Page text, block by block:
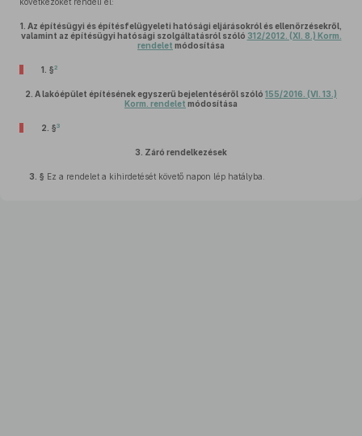
1. Az építésügyi és építésfelügyeleti hatósági eljárásokról és ellenőrzésekről,
valamint az építésügyi hatósági szolgáltatásról szóló 312/2012. (XI. 8.) Korm.
rendelet módosítása
1. §2
2. A lakóépület építésének egyszerű bejelentéséről szóló 155/2016. (VI. 13.)
Korm. rendelet módosítása
2. §3
3. Záró rendelkezések
3. § Ez a rendelet a kihirdetését követő napon lép hatályba.